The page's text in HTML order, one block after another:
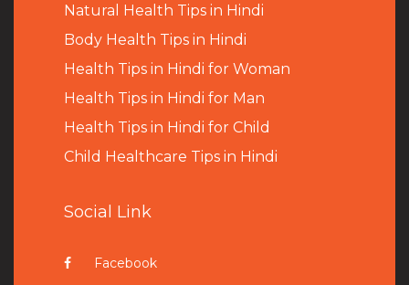
Natural Health Tips in Hindi
Body Health Tips in Hindi
Health Tips in Hindi for Woman
Health Tips in Hindi for Man
Health Tips in Hindi for Child
Child Healthcare Tips in Hindi
Social Link
Facebook